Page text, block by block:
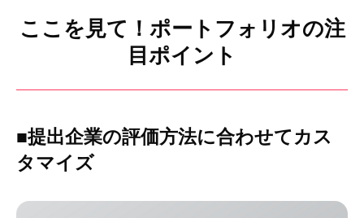
ここを見て！ポートフォリオの注
目ポイント
■提出企業の評価方法に合わせてカス
タマイズ